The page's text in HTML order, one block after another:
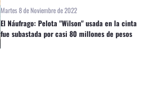
Martes 8 de Noviembre de 2022
El Náufrago: Pelota "Wilson" usada en la cinta
fue subastada por casi 80 millones de pesos